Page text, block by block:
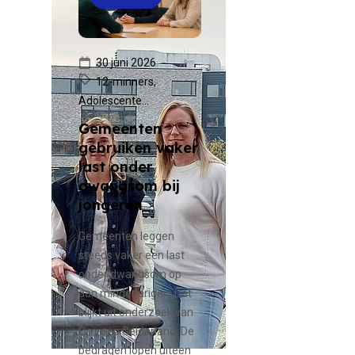
Gemeenten
gebruiken vaker
last onder
dwangsom bij
jongeren
Gemeenten leggen
steeds vaker een last
onder dwangsom op
aan minderjarigen. Dat
blijkt uit onderzoek van
Omroep Gelderland. De
bedragen lopen uiteen
30 juni 2026
12-minners,
Adolescente...